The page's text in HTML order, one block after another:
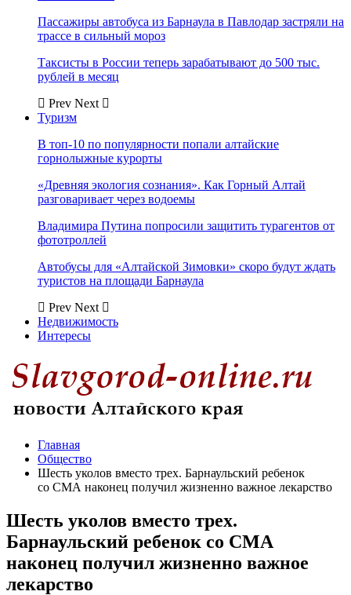
Пассажиры автобуса из Барнаула в Павлодар застряли на
трассе в сильный мороз
Таксисты в России теперь зарабатывают до 500 тыс.
рублей в месяц
Prev Next
Туризм
В топ-10 по популярности попали алтайские
горнолыжные курорты
«Древняя экология сознания». Как Горный Алтай
разговаривает через водоемы
Владимира Путина попросили защитить турагентов от
фототроллей
Автобусы для «Алтайской Зимовки» скоро будут ждать
туристов на площади Барнаула
Prev Next
Недвижимость
Интересы
Главная
Общество
Шесть уколов вместо трех. Барнаульский ребенок
со СМА наконец получил жизненно важное лекарство
Шесть уколов вместо трех.
Барнаульский ребенок со СМА
наконец получил жизненно важное
лекарство